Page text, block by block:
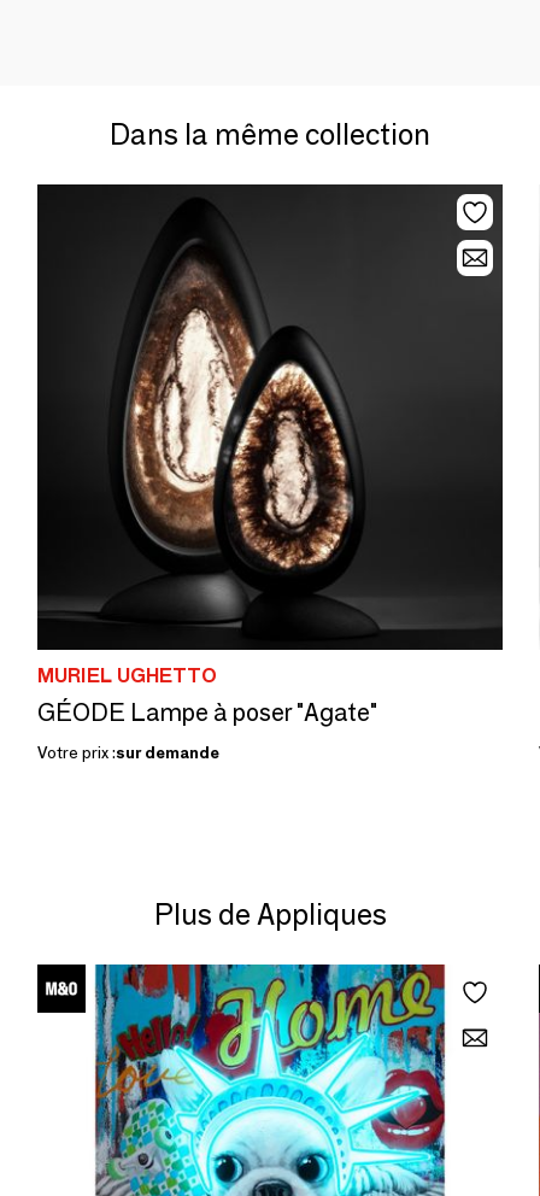
Dans la même collection
MURIEL UGHETTO
GÉODE Lampe à poser "Agate"
Votre prix :sur demande
Plus de Appliques